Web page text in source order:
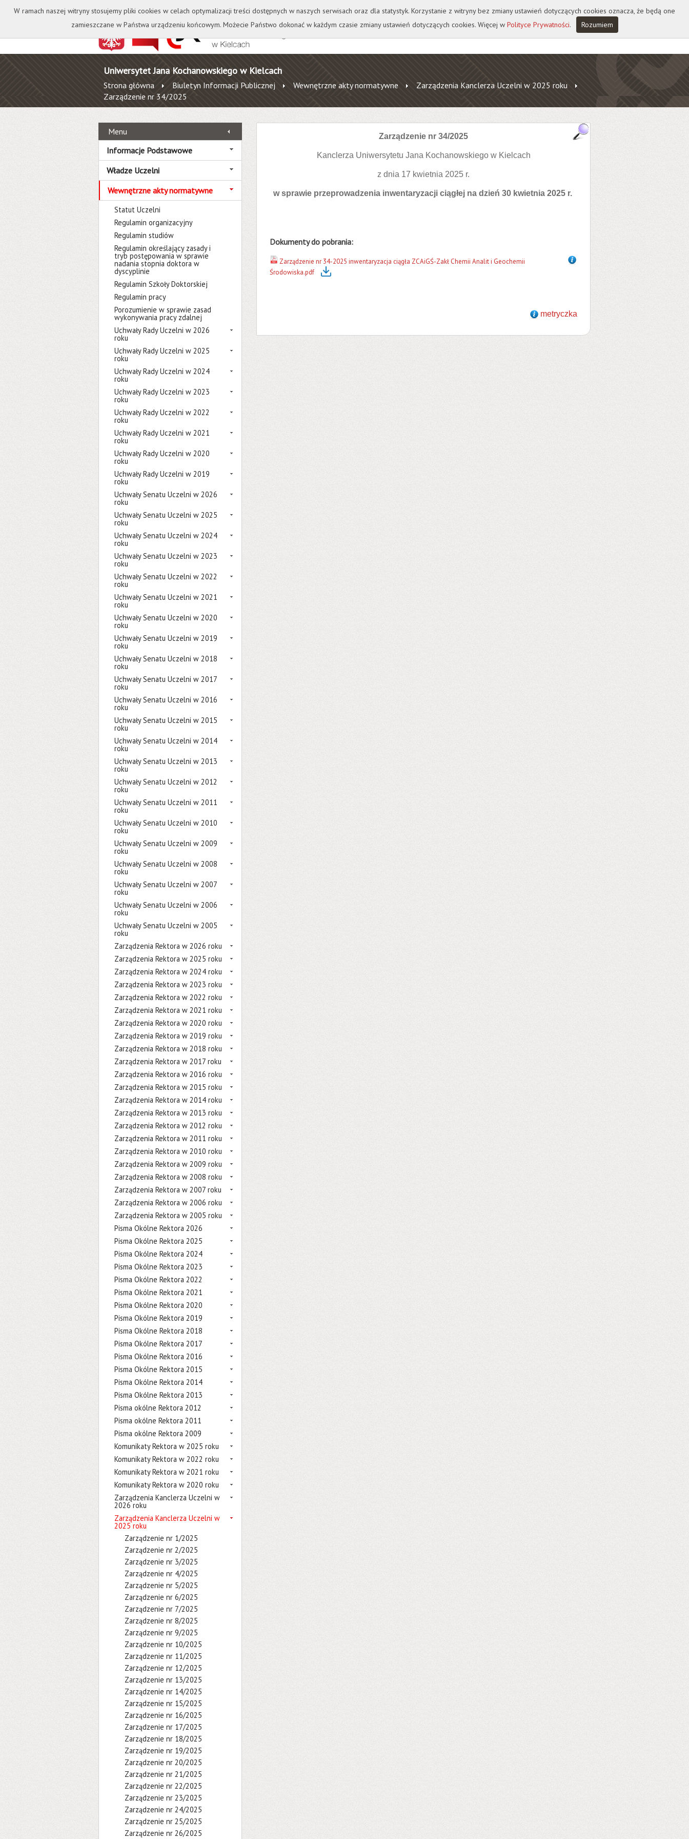
Kontakt Biblioteka Wydawnictwo Wirtualna Uczelnia A A A A
Uniwersytet Jana Kochanowskiego w Kielcach
Strona główna Biuletyn Informacji Publicznej Wewnętrzne akty normatywne
Zarządzenia Kanclerza Uczelni w 2025 roku
Zarządzenie nr 34/2025
Menu
Informacje Podstawowe
Władze Uczelni
Wewnętrzne akty normatywne
Statut Uczelni
Regulamin organizacyjny
Regulamin studiów
Regulamin określający zasady i
tryb postępowania w sprawie
nadania stopnia doktora w
dyscyplinie
Regulamin Szkoły Doktorskiej
Regulamin pracy
Porozumienie w sprawie zasad
wykonywania pracy zdalnej
Uchwały Rady Uczelni w 2026
roku
Uchwały Rady Uczelni w 2025
roku
Uchwały Rady Uczelni w 2024
roku
Uchwały Rady Uczelni w 2023
roku
Uchwały Rady Uczelni w 2022
roku
Uchwały Rady Uczelni w 2021
roku
Uchwały Rady Uczelni w 2020
roku
Uchwały Rady Uczelni w 2019
roku
Uchwały Senatu Uczelni w 2026
roku
Uchwały Senatu Uczelni w 2025
roku
Uchwały Senatu Uczelni w 2024
roku
Uchwały Senatu Uczelni w 2023
roku
Uchwały Senatu Uczelni w 2022
roku
Uchwały Senatu Uczelni w 2021
roku
Uchwały Senatu Uczelni w 2020
roku
Uchwały Senatu Uczelni w 2019
roku
Uchwały Senatu Uczelni w 2018
roku
Uchwały Senatu Uczelni w 2017
roku
Uchwały Senatu Uczelni w 2016
roku
Uchwały Senatu Uczelni w 2015
roku
Uchwały Senatu Uczelni w 2014
roku
Uchwały Senatu Uczelni w 2013
roku
Uchwały Senatu Uczelni w 2012
roku
Uchwały Senatu Uczelni w 2011
roku
Uchwały Senatu Uczelni w 2010
roku
Uchwały Senatu Uczelni w 2009
roku
Uchwały Senatu Uczelni w 2008
roku
Uchwały Senatu Uczelni w 2007
roku
Uchwały Senatu Uczelni w 2006
roku
Uchwały Senatu Uczelni w 2005
roku
Zarządzenia Rektora w 2026 roku
Zarządzenia Rektora w 2025 roku
Zarządzenia Rektora w 2024 roku
Zarządzenia Rektora w 2023 roku
Zarządzenia Rektora w 2022 roku
Zarządzenia Rektora w 2021 roku
Zarządzenia Rektora w 2020 roku
Zarządzenia Rektora w 2019 roku
Zarządzenia Rektora w 2018 roku
Zarządzenia Rektora w 2017 roku
Zarządzenia Rektora w 2016 roku
Zarządzenia Rektora w 2015 roku
Zarządzenia Rektora w 2014 roku
Zarządzenia Rektora w 2013 roku
Zarządzenia Rektora w 2012 roku
Zarządzenia Rektora w 2011 roku
Zarządzenia Rektora w 2010 roku
Zarządzenia Rektora w 2009 roku
Zarządzenia Rektora w 2008 roku
Zarządzenia Rektora w 2007 roku
Zarządzenia Rektora w 2006 roku
Zarządzenia Rektora w 2005 roku
Pisma Okólne Rektora 2026
Pisma Okólne Rektora 2025
Pisma Okólne Rektora 2024
Pisma Okólne Rektora 2023
Pisma Okólne Rektora 2022
Pisma Okólne Rektora 2021
Pisma Okólne Rektora 2020
Pisma Okólne Rektora 2019
Pisma Okólne Rektora 2018
Pisma Okólne Rektora 2017
Pisma Okólne Rektora 2016
Pisma Okólne Rektora 2015
Pisma Okólne Rektora 2014
Pisma Okólne Rektora 2013
Pisma okólne Rektora 2012
Pisma okólne Rektora 2011
Pisma okólne Rektora 2009
Komunikaty Rektora w 2025 roku
Komunikaty Rektora w 2022 roku
Komunikaty Rektora w 2021 roku
Komunikaty Rektora w 2020 roku
Zarządzenia Kanclerza Uczelni w
2026 roku
Zarządzenia Kanclerza Uczelni w
2025 roku
Zarządzenie nr 1/2025
Zarządzenie nr 2/2025
Zarządzenie nr 3/2025
Zarządzenie nr 4/2025
Zarządzenie nr 5/2025
Zarządzenie nr 6/2025
Zarządzenie nr 7/2025
Zarządzenie nr 8/2025
Zarządzenie nr 9/2025
Zarządzenie nr 10/2025
Zarządzenie nr 11/2025
Zarządzenie nr 12/2025
Zarządzenie nr 13/2025
Zarządzenie nr 14/2025
Zarządzenie nr 15/2025
Zarządzenie nr 16/2025
Zarządzenie nr 17/2025
Zarządzenie nr 18/2025
Zarządzenie nr 19/2025
Zarządzenie nr 20/2025
Zarządzenie nr 21/2025
Zarządzenie nr 22/2025
Zarządzenie nr 23/2025
Zarządzenie nr 24/2025
Zarządzenie nr 25/2025
Zarządzenie nr 26/2025
Zarządzenie nr 34/2025
Kanclerza Uniwersytetu Jana Kochanowskiego w Kielcach
z dnia 17 kwietnia 2025 r.
w sprawie przeprowadzenia inwentaryzacji ciągłej na dzień 30 kwietnia 2025 r.
Dokumenty do pobrania:
Zarządzenie nr 34-2025 inwentaryzacja ciągła ZCAiGŚ-Zakł Chemii Analit i Geochemii
Środowiska.pdf
metryczka
W ramach naszej witryny stosujemy pliki cookies w celach optymalizacji treści dostępnych w naszych serwisach oraz dla statystyk. Korzystanie z witryny bez zmiany ustawień dotyczących cookies oznacza, że będą one
zamieszczane w Państwa urządzeniu końcowym. Możecie Państwo dokonać w każdym czasie zmiany ustawień dotyczących cookies. Więcej w Polityce Prywatności. Rozumiem